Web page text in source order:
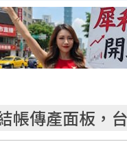
帳傳產面板，